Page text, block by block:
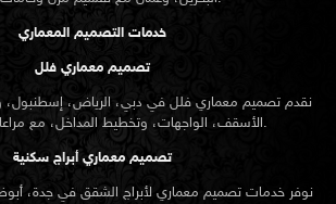
خدمات التصميم المعماري
تصميم معماري فلل
نقدمتصميم معماري فلل في دبي، الرياض،
الأسقف، الواجهات، وتخطيط المداخل، مع مراعاة المناخ والبيئة.
تصميم معماري أبراج سكنية
نوفر خدمات تصميم معماري لأبراج الشقق في جدة،